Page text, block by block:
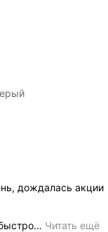
дождалась акции
… Читать ещё